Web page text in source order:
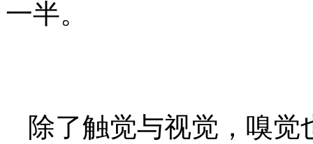
一半。
除了触觉与视觉，嗅